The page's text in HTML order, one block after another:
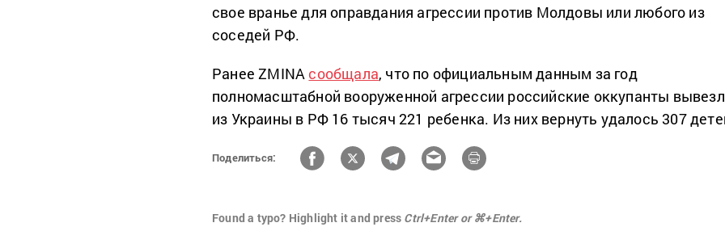
свое вранье для оправдания агрессии против Молдовы или любого из
соседей РФ.
Ранее ZMINA сообщала, что по официальным данным за год
полномасштабной вооруженной агрессии российские оккупанты
из Украины в РФ 16 тысяч 221 ребенка. Из них вернуть удалось 307
Поделиться:
Found a typo? Highlight it and press Ctrl+Enter or ⌘+Enter.